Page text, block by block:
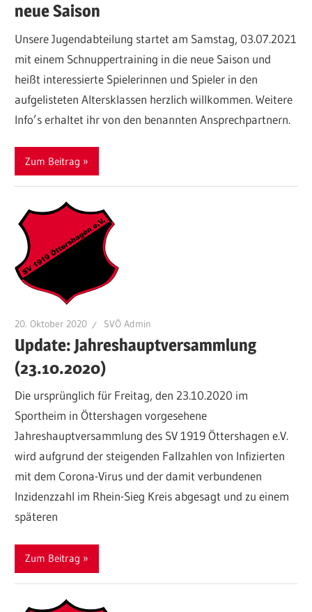
neue Saison
Unsere Jugendabteilung startet am Samstag, 03.07.2021
mit einem Schnuppertraining in die neue Saison und
heißt interessierte Spielerinnen und Spieler in den
aufgelisteten Altersklassen herzlich willkommen. Weitere
Info’s erhaltet ihr von den benannten Ansprechpartnern.
Zum Beitrag
20. Oktober 2020 SVÖ Admin
Update: Jahreshauptversammlung
(23.10.2020)
Die ursprünglich für Freitag, den 23.10.2020 im
Sportheim in Öttershagen vorgesehene
Jahreshauptversammlung des SV 1919 Öttershagen e.V.
wird aufgrund der steigenden Fallzahlen von Infizierten
mit dem Corona-Virus und der damit verbundenen
Inzidenzzahl im Rhein-Sieg Kreis abgesagt und zu einem
späteren
Zum Beitrag